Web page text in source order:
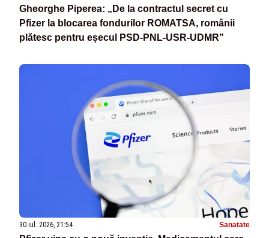
Gheorghe Piperea: „De la contractul secret cu
Pfizer la blocarea fondurilor ROMATSA, românii
plătesc pentru eșecul PSD-PNL-USR-UDMR”
30 iul. 2026, 21:54 Sanatate